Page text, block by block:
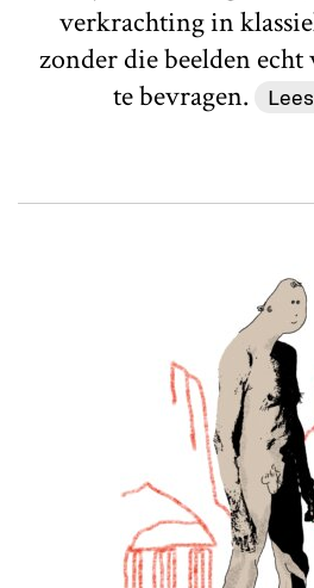
verkrachting in
zonder die beelden
te bevragen.